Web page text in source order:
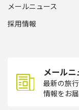
メールニュース
採用情報
メール
最新の旅
情報をお届